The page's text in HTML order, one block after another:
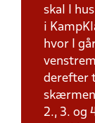
skal I
i
hvor I
derefter
2., 3. og